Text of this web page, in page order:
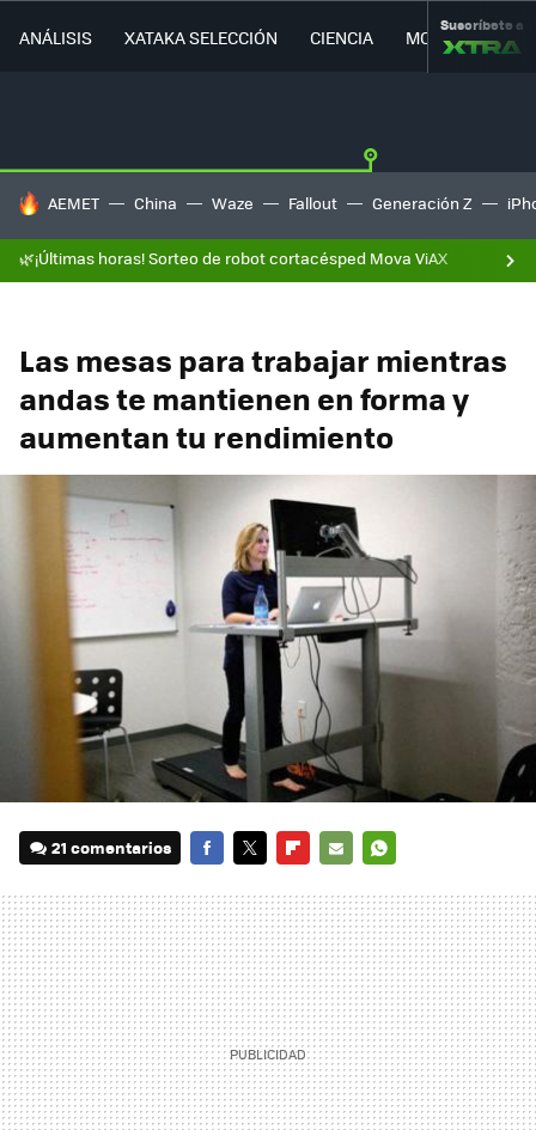
ANÁLISIS XATAKA SELECCIÓN CIENCIA MOVILIDAD
Suscríbete a
HOY SE HABLA DE
AEMET China Waze Fallout Generación Z
🌿¡Últimas horas! Sorteo de robot cortacésped Mova ViAX
Las mesas para trabajar mientras
andas te mantienen en forma y
aumentan tu rendimiento
21 comentarios
MAIL